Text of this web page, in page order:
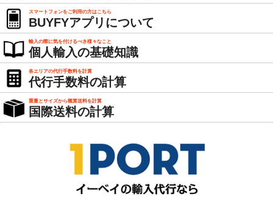
スマートフォンをご利用の方はこちら
BUYFYアプリについて
輸入の際に気を付けるべき様々なこと
個人輸入の基礎知識
各エリアの代行手数料を計算
代行手数料の計算
重量とサイズから概算送料を計算
国際送料の計算